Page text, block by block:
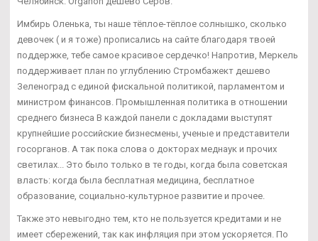
Имбирь Оленька, ты наше тёплое-тёплое солнышко, сколько
девочек ( и я тоже) прописались на сайте благодаря твоей
поддержке, тебе самое красивое сердечко! Напротив, Меркель
поддерживает план по углублению Стромбажект дешево
Зеленоград с единой фискальной политикой, парламентом и
министром финансов. Промышленная политика в отношении
среднего бизнеса В каждой панели с докладами выступят
крупнейшие российские бизнесмены, ученые и представители
госорганов. А так пока слова о докторах меднаук и прочих
светилах... Это было только в те годы, когда была советская
власть: когда была бесплатная медицина, бесплатное
образование, социально-культурное развитие и прочее.
Также это невыгодно тем, кто не пользуется кредитами и не
имеет сбережений, так как инфляция при этом ускоряется. По